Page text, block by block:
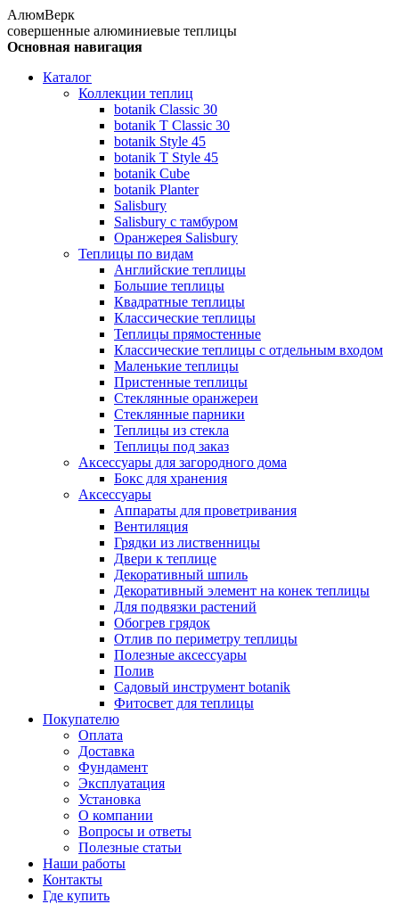
АлюмВерк
совершенные алюминиевые теплицы
Основная навигация
Каталог
Коллекции теплиц
botanik Classic 30
botanik T Classic 30
botanik Style 45
botanik Т Style 45
botanik Cube
botanik Planter
Salisbury
Salisbury с тамбуром
Оранжерея Salisbury
Теплицы по видам
Английские теплицы
Большие теплицы
Квадратные теплицы
Классические теплицы
Теплицы прямостенные
Классические теплицы с отдельным входом
Маленькие теплицы
Пристенные теплицы
Стеклянные оранжереи
Стеклянные парники
Теплицы из стекла
Теплицы под заказ
Аксессуары для загородного дома
Бокс для хранения
Аксессуары
Аппараты для проветривания
Вентиляция
Грядки из лиственницы
Двери к теплице
Декоративный шпиль
Декоративный элемент на конек теплицы
Для подвязки растений
Обогрев грядок
Отлив по периметру теплицы
Полезные аксессуары
Полив
Садовый инструмент botanik
Фитосвет для теплицы
Покупателю
Оплата
Доставка
Фундамент
Эксплуатация
Установка
О компании
Вопросы и ответы
Полезные статьи
Наши работы
Контакты
Где купить